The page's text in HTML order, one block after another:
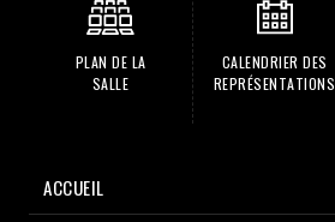
PLAN DE LA
SALLE
CALENDRIER DES
REPRÉSENTATIONS
ACCUEIL